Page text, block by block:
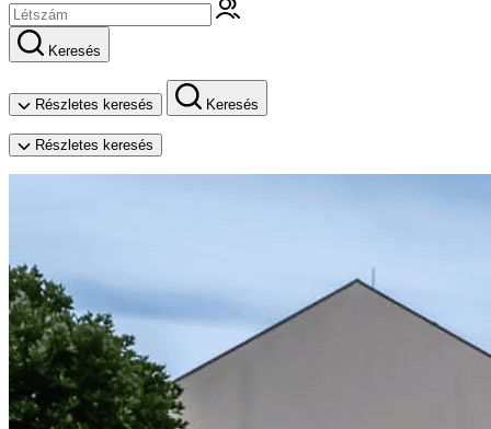
Keresés
Részletes keresés Keresés
Részletes keresés